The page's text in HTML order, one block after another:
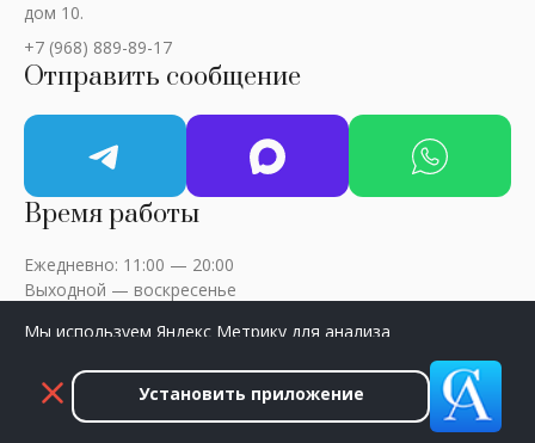
дом 10.
+7 (968) 889-89-17
Отправить сообщение
Время работы
Ежедневно: 11:00 — 20:00
Выходной — воскресенье
ART-CRITIC © 2018 - 2026 / Все права защищены
Установить приложение
Мы используем Яндекс Метрику для анализа
разрешить сбор данных.